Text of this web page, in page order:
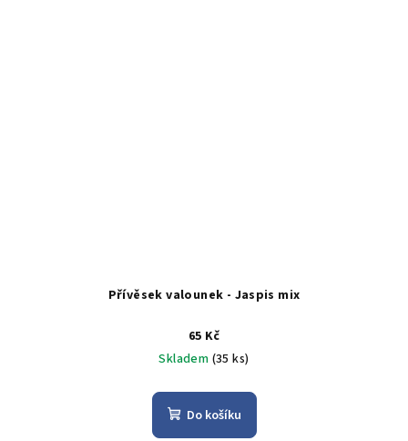
Přívěsek valounek - Jaspis mix
65 Kč
Skladem (35 ks)
Do košíku